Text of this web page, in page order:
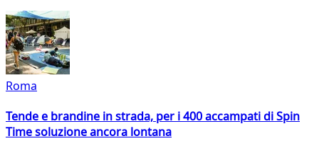
Roma
Tende e brandine in strada, per i 400 accampati di Spin
Time soluzione ancora lontana